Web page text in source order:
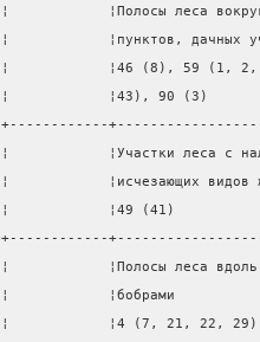
¦            ¦Полосы леса
¦            ¦пунктов,
¦            ¦46 (8), 59 (1, 2,
¦            ¦43), 90 (3)
+------------
¦            ¦Участки леса с
¦            ¦исчезающих
¦            ¦49 (41)
+------------
¦            ¦Полосы леса
¦            ¦бобрами
¦            ¦4 (7, 21, 22, 29),